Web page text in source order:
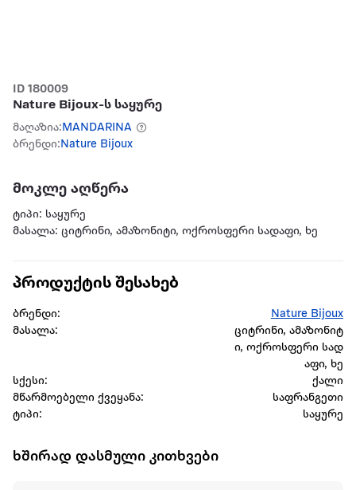
ID 180009
Nature Bijoux-ს საყურე
მაღაზია: MANDARINA
ბრენდი: Nature Bijoux
მოკლე აღწერა
ტიპი: საყურე
მასალა: ციტრინი, ამაზონიტი, ოქროსფერი სადაფი, ხე
პროდუქტის შესახებ
ბრენდი:
Nature Bijoux
მასალა:
ციტრინი, ამაზონიტ
ი, ოქროსფერი სად
აფი, ხე
სქესი:
ქალი
მწარმოებელი ქვეყანა:
საფრანგეთი
ტიპი:
საყურე
ხშირად დასმული კითხვები